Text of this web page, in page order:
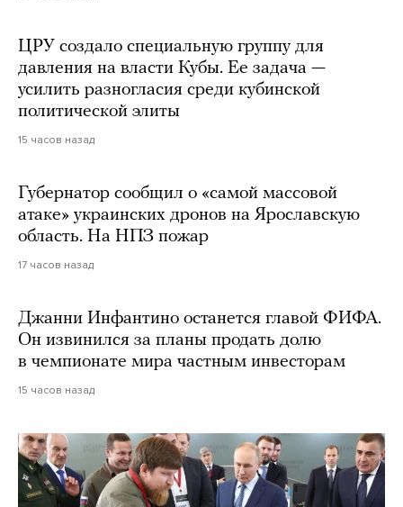
ЦРУ создало специальную группу для
давления на власти Кубы. Ее задача —
усилить разногласия среди кубинской
политической элиты
15 часов назад
Губернатор сообщил о «самой массовой
атаке» украинских дронов на Ярославскую
область. На НПЗ пожар
17 часов назад
Джанни Инфантино останется главой ФИФА.
Он извинился за планы продать долю
в чемпионате мира частным инвесторам
15 часов назад